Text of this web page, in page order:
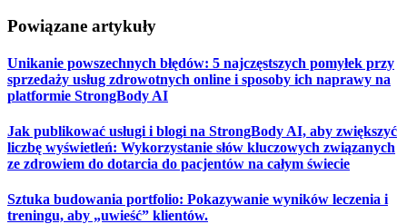
Powiązane artykuły
Unikanie powszechnych błędów: 5 najczęstszych pomyłek przy
sprzedaży usług zdrowotnych online i sposoby ich naprawy na
platformie StrongBody AI
Jak publikować usługi i blogi na StrongBody AI, aby zwiększyć
liczbę wyświetleń: Wykorzystanie słów kluczowych związanych
ze zdrowiem do dotarcia do pacjentów na całym świecie
Sztuka budowania portfolio: Pokazywanie wyników leczenia i
treningu, aby „uwieść” klientów.